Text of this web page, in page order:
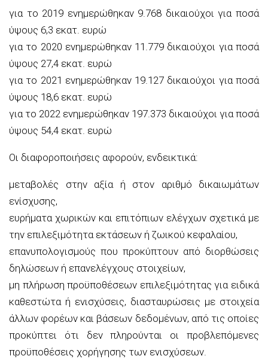
για το 2019 ενημερώθηκαν 9.768 δικαιούχοι για ποσά
ύψους 6,3 εκατ. ευρώ
για το 2020 ενημερώθηκαν 11.779 δικαιούχοι για ποσά
ύψους 27,4 εκατ. ευρώ
για το 2021 ενημερώθηκαν 19.127 δικαιούχοι για ποσά
ύψους 18,6 εκατ. ευρώ
για το 2022 ενημερώθηκαν 197.373 δικαιούχοι για ποσά
ύψους 54,4 εκατ. ευρώ
Οι διαφοροποιήσεις αφορούν, ενδεικτικά:
μεταβολές στην αξία ή στον αριθμό δικαιωμάτων
ενίσχυσης,
ευρήματα χωρικών και επιτόπιων ελέγχων σχετικά με
την επιλεξιμότητα εκτάσεων ή ζωικού κεφαλαίου,
επανυπολογισμούς που προκύπτουν από διορθώσεις
δηλώσεων ή επανελέγχους στοιχείων,
μη πλήρωση προϋποθέσεων επιλεξιμότητας για ειδικά
καθεστώτα ή ενισχύσεις, διασταυρώσεις με στοιχεία
άλλων φορέων και βάσεων δεδομένων, από τις οποίες
προκύπτει ότι δεν πληρούνται οι προβλεπόμενες
προϋποθέσεις χορήγησης των ενισχύσεων.